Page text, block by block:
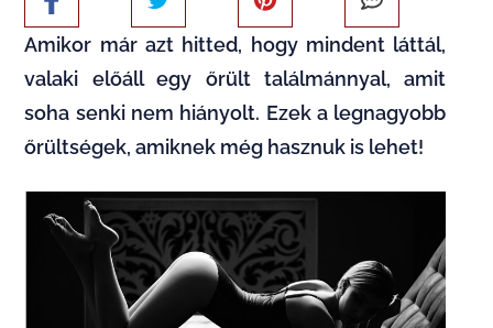
Amikor már azt hitted, hogy mindent láttál,
valaki előáll egy őrült találmánnyal, amit
soha senki nem hiányolt. Ezek a legnagyobb
őrültségek, amiknek még hasznuk is lehet!